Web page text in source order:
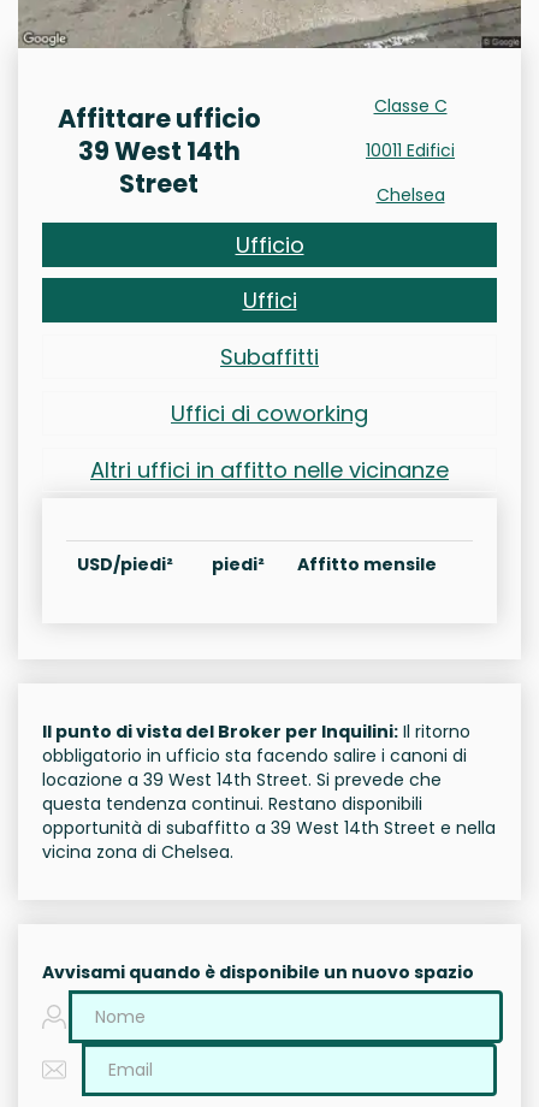
Affittare ufficio
39 West 14th
Street
Classe C
10011 Edifici
Chelsea
Ufficio
Uffici
Subaffitti
Uffici di coworking
Altri uffici in affitto nelle vicinanze
USD/piedi² piedi² Affitto mensile
Il punto di vista del Broker per Inquilini: Il ritorno
obbligatorio in ufficio sta facendo salire i canoni di
locazione a 39 West 14th Street. Si prevede che
questa tendenza continui. Restano disponibili
opportunità di subaffitto a 39 West 14th Street e nella
vicina zona di Chelsea.
Avvisami quando è disponibile un nuovo spazio